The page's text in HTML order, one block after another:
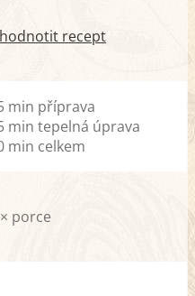
recept
min příprava
min tepelná úprava
min celkem
porce